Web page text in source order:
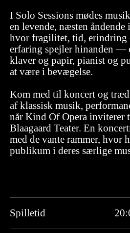
Spilletid
I Solo Sessions mødes
en levende, næsten
hvor fragilitet, tid, erindring
erfaring spejler hinanden —
klaver og papir, pianist og
at være i bevægelse.
Kom med til koncert og
af klassisk musik,
når Kind Of Opera inviterer
Blaagaard Teater. En
med de vante rammer, hvor
publikum i deres særlige